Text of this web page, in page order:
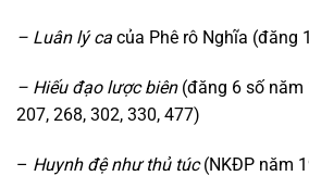
– Luân lý ca của Phê rô Nghĩa (đăng
– Hiếu đạo lược biên(đăng 6 số năm
207, 268, 302, 330, 477)
– Huynh đệ như thủ túc(NKĐP năm